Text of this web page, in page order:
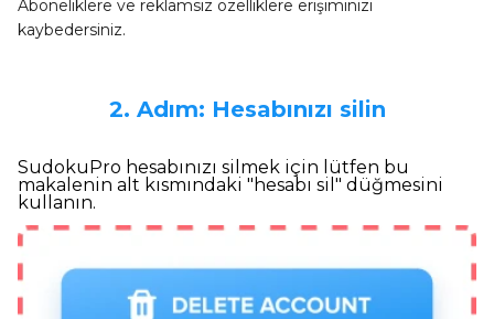
Aboneliklere ve reklamsız özelliklere erişiminizi
kaybedersiniz.
2. Adım: Hesabınızı silin
SudokuPro hesabınızı silmek için lütfen bu
makalenin alt kısmındaki "hesabı sil" düğmesini
kullanın.